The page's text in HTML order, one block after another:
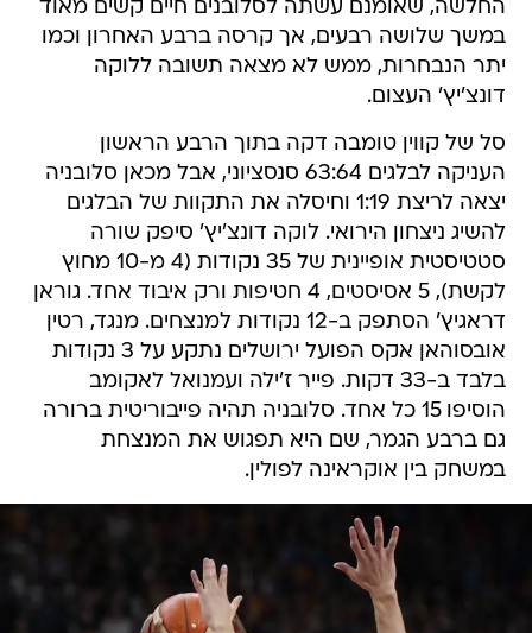
החלשה, שאומנם עשתה לסלובנים חיים קשים מאוד
במשך שלושה רבעים, אך קרסה ברבע האחרון וכמו
יתר הנבחרות, ממש לא מצאה תשובה ללוקה
דונצ'יץ' העצום.
סל של קווין טומבה דקה בתוך הרבע הראשון
העניקה לבלגים 63:64 סנסציוני, אבל מכאן סלובניה
יצאה לריצת 1:19 וחיסלה את התקוות של הבלגים
להשיג ניצחון הירואי. לוקה דונצ'יץ' סיפק שורה
סטטיסטית אופיינית של 35 נקודות (4 מ-10 מחוץ
לקשת), 5 אסיסטים, 4 חטיפות ורק איבוד אחד. גוראן
דראגיץ' הסתפק ב-12 נקודות למנצחים. מנגד, רטין
אובסוהאן אקס הפועל ירושלים נתקע על 3 נקודות
בלבד ב-33 דקות. פייר ז'ילה ועמנואל לאקומב
הוסיפו 15 כל אחד. סלובניה תהיה פייבוריטית ברורה
גם ברבע הגמר, שם היא תפגוש את המנצחת
במשחק בין אוקראינה לפולין.